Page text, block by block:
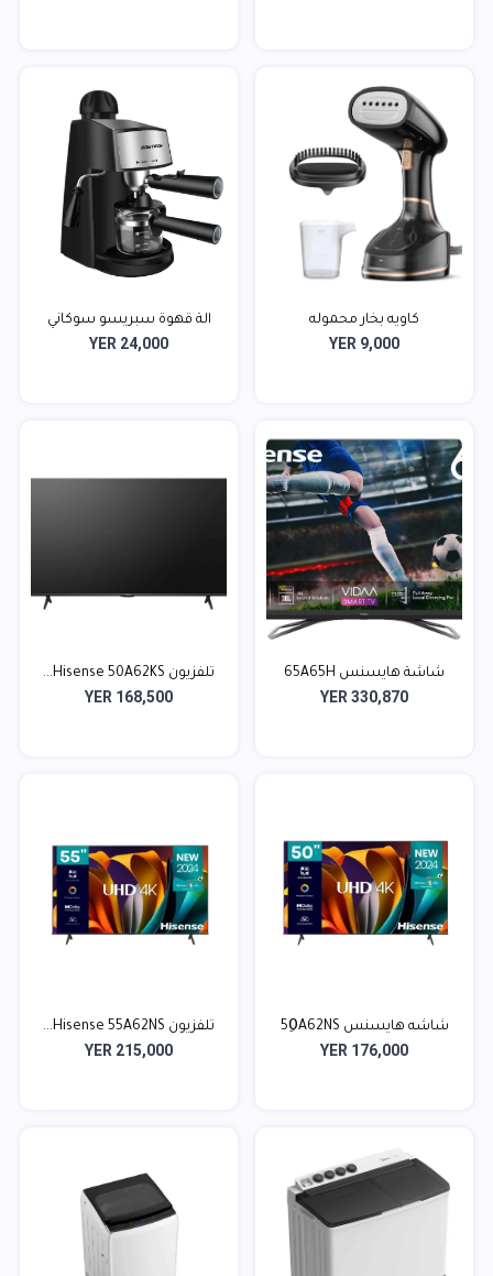
كاويه ‬‏بخار محموله
YER 9,000
الة قهوة سبريسو سوكاني
YER 24,000
شاشة هايسنس 65A65H
QLED...
YER 330,870
تلفزيون Hisense 50A62KS...
YER 168,500
شاشه هايسنس 50ِA62NS
HD...
YER 176,000
تلفزيون Hisense 55A62NS...
YER 215,000